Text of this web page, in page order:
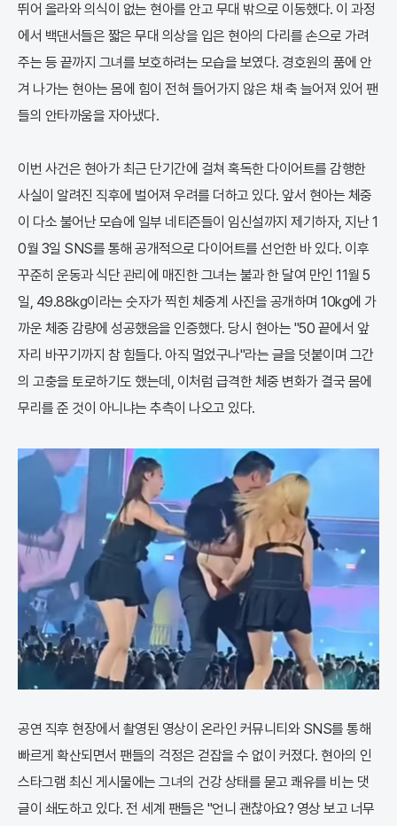
뛰어 올라와 의식이 없는 현아를 안고 무대 밖으로 이동했다. 이 과정
에서 백댄서들은 짧은 무대 의상을 입은 현아의 다리를 손으로 가려
주는 등 끝까지 그녀를 보호하려는 모습을 보였다. 경호원의 품에 안
겨 나가는 현아는 몸에 힘이 전혀 들어가지 않은 채 축 늘어져 있어 팬
들의 안타까움을 자아냈다.
이번 사건은 현아가 최근 단기간에 걸쳐 혹독한 다이어트를 감행한
사실이 알려진 직후에 벌어져 우려를 더하고 있다. 앞서 현아는 체중
이 다소 불어난 모습에 일부 네티즌들이 임신설까지 제기하자, 지난 1
0월 3일 SNS를 통해 공개적으로 다이어트를 선언한 바 있다. 이후
꾸준히 운동과 식단 관리에 매진한 그녀는 불과 한 달여 만인 11월 5
일, 49.88kg이라는 숫자가 찍힌 체중계 사진을 공개하며 10kg에 가
까운 체중 감량에 성공했음을 인증했다. 당시 현아는 "50 끝에서 앞
자리 바꾸기까지 참 힘들다. 아직 멀었구나"라는 글을 덧붙이며 그간
의 고충을 토로하기도 했는데, 이처럼 급격한 체중 변화가 결국 몸에
무리를 준 것이 아니냐는 추측이 나오고 있다.
공연 직후 현장에서 촬영된 영상이 온라인 커뮤니티와 SNS를 통해
빠르게 확산되면서 팬들의 걱정은 걷잡을 수 없이 커졌다. 현아의 인
스타그램 최신 게시물에는 그녀의 건강 상태를 묻고 쾌유를 비는 댓
글이 쇄도하고 있다. 전 세계 팬들은 "언니 괜찮아요? 영상 보고 너무